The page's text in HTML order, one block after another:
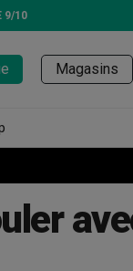
9/10
Magasins